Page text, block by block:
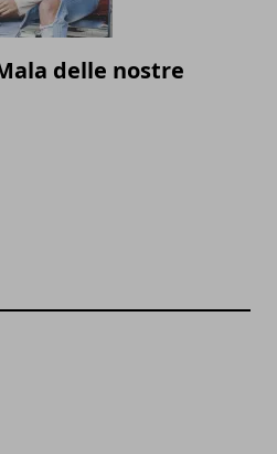
delle nostre